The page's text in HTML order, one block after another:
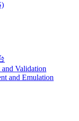
Validation
and Emulation